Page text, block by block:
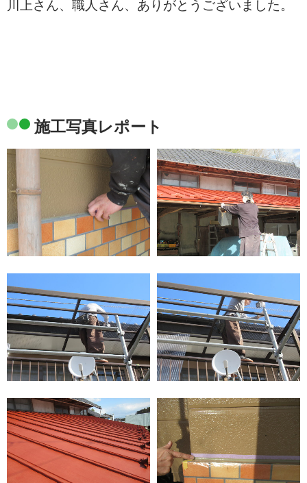
川上さん、職人さん、ありがとうございました。
施工写真レポート